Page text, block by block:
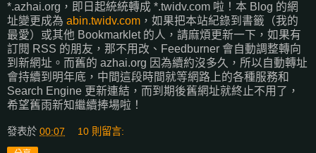
*.azhai.org，即日起統統轉成 *.twidv.com 啦！本 Blog 的網
址變更成為 abin.twidv.com ，如果把本站紀錄到書籤（我的
最愛）或其他 Bookmarklet 的人，請麻煩更新一下，如果有
訂閱 RSS 的朋友，那不用改、Feedburner 會自動調整轉向
到新網址。而舊的 azhai.org 因為續約沒多久，所以自動轉址
會持續到明年底，中間這段時間就等網路上的各種服務和
Search Engine 更新連結，而到期後舊網址就終止不用了，
希望舊雨新知繼續捧場啦！
發表於 00:07 10 則留言: